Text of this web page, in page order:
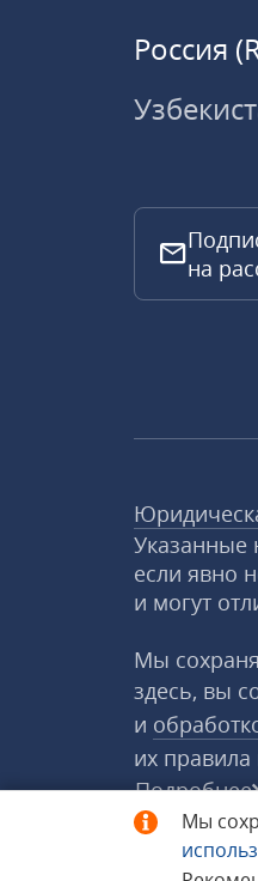
Мы
Россия
на
Указанные
если явно
и могут
Мы
здесь, вы
и
их
Подробнее
©